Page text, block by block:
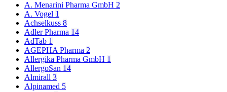
A. Menarini Pharma GmbH 2
A. Vogel 1
Achselkuss 8
Adler Pharma 14
AdTab 1
AGEPHA Pharma 2
Allergika Pharma GmbH 1
AllergoSan 14
Almirall 3
Alpinamed 5